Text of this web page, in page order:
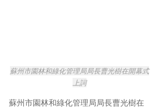
蘇州市園林和綠化管理局局長曹光樹在開幕式
上詞
蘇州市園林和綠化管理局局長曹光樹在